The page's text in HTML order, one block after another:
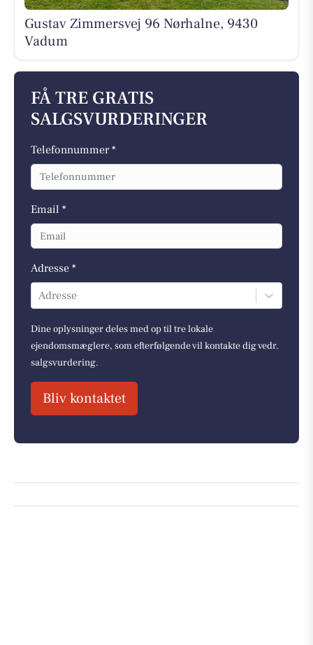
Gustav Zimmersvej 96 Nørhalne, 9430
Vadum
FÅ TRE GRATIS
SALGSVURDERINGER
Telefonnummer *
Email *
Adresse *
Adresse
Dine oplysninger deles med op til tre lokale
ejendomsmæglere, som efterfølgende vil kontakte dig vedr.
salgsvurdering.
Bliv kontaktet